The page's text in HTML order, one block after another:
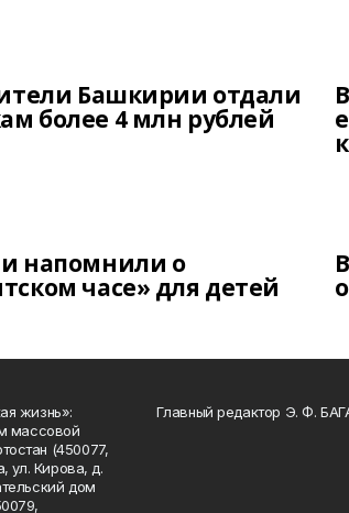
Башкирии отдали
более 4 млн рублей
напомнили о
часе» для детей
жизнь»:
массовой
(450077,
ул. Кирова, д.
дом
Главный редактор Э. Ф.